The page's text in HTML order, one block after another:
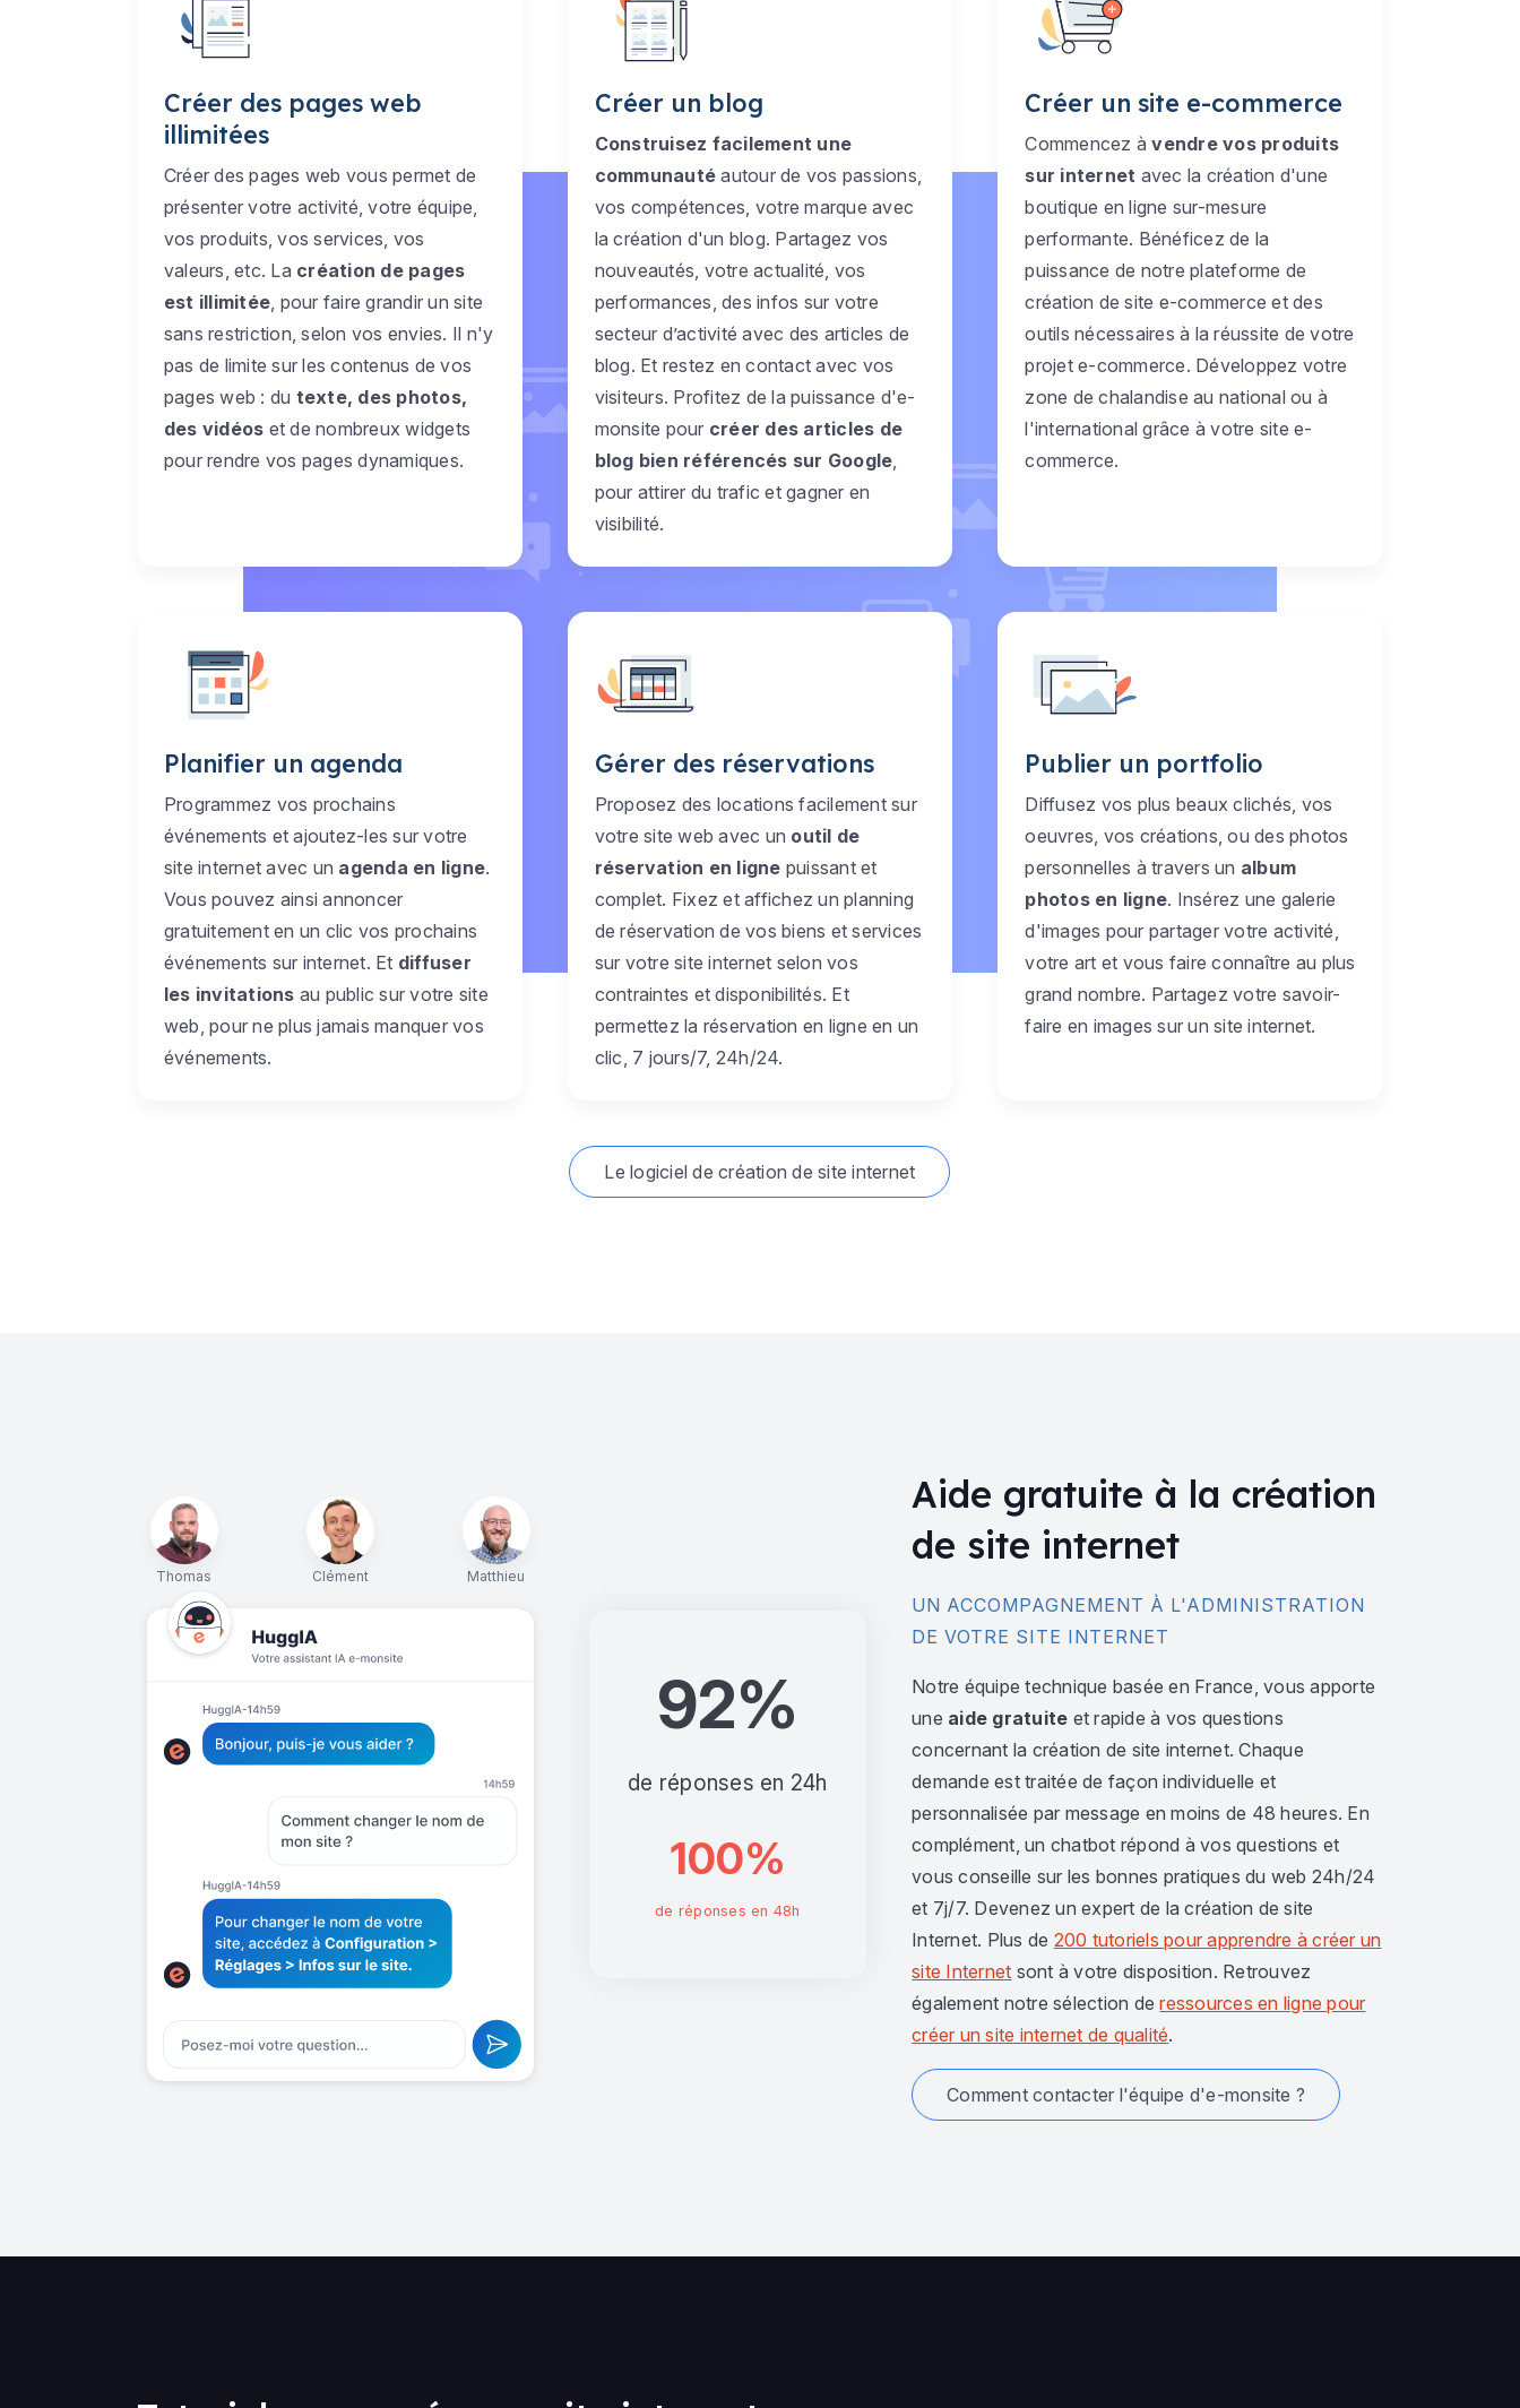
Créer des pages web
illimitées
Créer des pages web vous permet de
présenter votre activité, votre équipe,
vos produits, vos services, vos
valeurs, etc. La création de pages
est illimitée , pour faire grandir un site
sans restriction, selon vos envies. Il n'y
pas de limite sur les contenus de vos
pages web : du texte, des photos,
des vidéos et de nombreux widgets
pour rendre vos pages dynamiques.
Créer un blog
Construisez facilement une
communauté autour de vos passions,
vos compétences, votre marque avec
la création d'un blog. Partagez vos
nouveautés, votre actualité, vos
performances, des infos sur votre
secteur d’activité avec des articles de
blog. Et restez en contact avec vos
visiteurs. Profitez de la puissance d'e-
monsite pour créer des articles de
blog bien référencés sur Google
pour attirer du trafic et gagner en
visibilité.
Créer un site e-commerce
Commencez àvendre vos produits
sur internet avec la création d'une
boutique en ligne sur-mesure
performante. Bénéficez de la
puissance de notre plateforme de
création de site e-commerce et des
outils nécessaires à la réussite de votre
projet e-commerce. Développez votre
zone de chalandise au national ou à
l'international grâce à votre site e-
commerce.
Planifier un agenda
Programmez vos prochains
événements et ajoutez-les sur votre
site internet avec un agenda en ligne.
Vous pouvez ainsi annoncer
gratuitement en un clic vos prochains
événements sur internet. Et diffuser
les invitations au public sur votre site
web, pour ne plus jamais manquer vos
événements.
Gérer des réservations
Proposez des locations facilement sur
votre site web avec un outil de
réservation en ligne puissant et
complet. Fixez et affichez un planning
de réservation de vos biens et services
sur votre site internet selon vos
contraintes et disponibilités. Et
permettez la réservation en ligne en un
clic, 7 jours/7, 24h/24.
Publier un portfolio
Diffusez vos plus beaux clichés, vos
oeuvres, vos créations, ou des photos
personnelles à travers un album
photos en ligne. Insérez une galerie
d'images pour partager votre activité,
votre art et vous faire connaître au plus
grand nombre. Partagez votre savoir-
faire en images sur un site internet.
Le logiciel de création de site internet
Thomas Clément Matthieu
92%
de réponses en 24h
100%
de réponses en 48h
Aide gratuite à la création
de site internet
UN ACCOMPAGNEMENT À L'ADMINISTRATION
DE VOTRE SITE INTERNET
Notre équipe technique basée en France, vous apporte
une aide gratuite et rapide à vos questions
concernant la création de site internet. Chaque
demande est traitée de façon individuelle et
personnalisée par message en moins de 48 heures. En
complément, un chatbot répond à vos questions et
vous conseille sur les bonnes pratiques du web 24h/24
et 7j/7. Devenez un expert de la création de site
Internet. Plus de 200 tutoriels pour apprendre à créer un
site Internet sont à votre disposition. Retrouvez
également notre sélection deressources en ligne pour
créer un site internet de qualité.
Comment contacter l'équipe d'e-monsite ?